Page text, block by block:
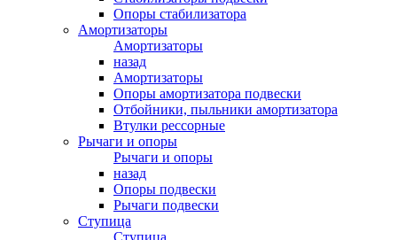
Опоры стабилизатора
Амортизаторы
Амортизаторы
назад
Амортизаторы
Опоры амортизатора подвески
Отбойники, пыльники амортизатора
Втулки рессорные
Рычаги и опоры
Рычаги и опоры
назад
Опоры подвески
Рычаги подвески
Ступица
Ступица